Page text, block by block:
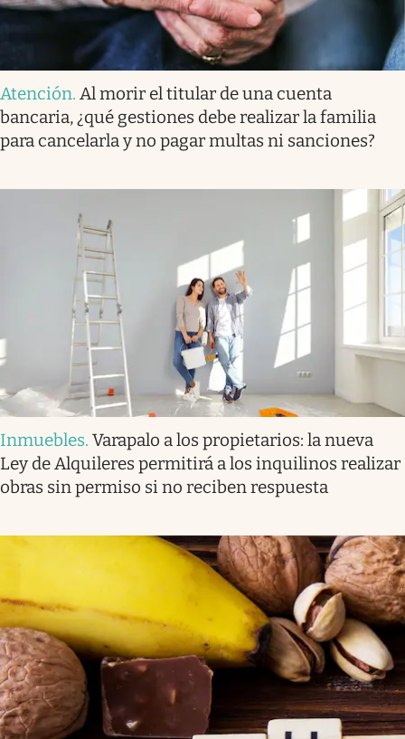
Atención. Al morir el titular de una cuenta
bancaria, ¿qué gestiones debe realizar la familia
para cancelarla y no pagar multas ni sanciones?
Inmuebles. Varapalo a los propietarios: la nueva
Ley de Alquileres permitirá a los inquilinos realizar
obras sin permiso si no reciben respuesta